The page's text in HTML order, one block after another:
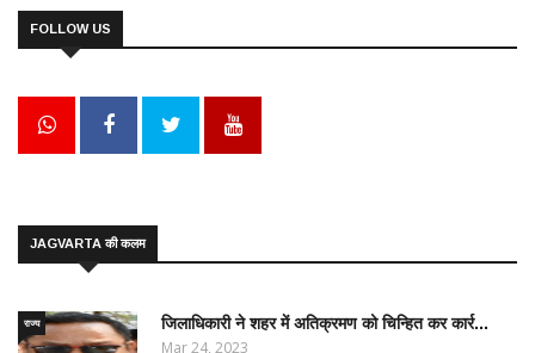
FOLLOW US
JAGVARTA की कलम
राज्य जिलाधिकारी ने शहर में अतिक्रमण को चिन्हित कर कार्र...
Mar 24, 2023